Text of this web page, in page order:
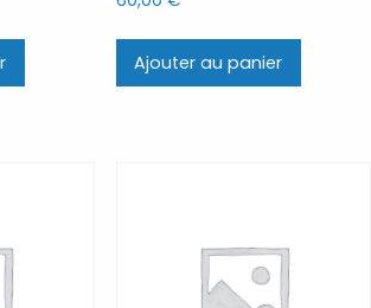
Ajouter au panier